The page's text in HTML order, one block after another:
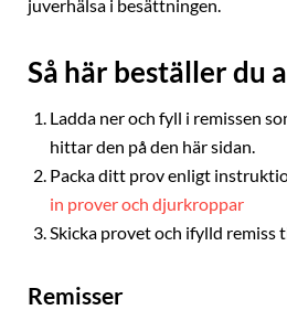
juverhälsa i besättningen.
Så här beställer du
Ladda ner och fyll i remissen
hittar den på den här sidan.
Packa ditt prov enligt
in prover och djurkroppar
Skicka provet och ifylld remiss
Remisser